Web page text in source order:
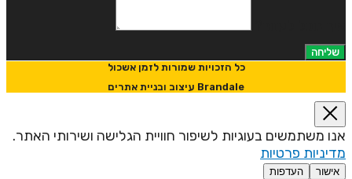
שליחה
כל הזכויות שמורות לזמן אשכול
Brandale עיצוב ובניית אתרים
משתמשים בעוגיות לשיפור חוויית הגלישה ושירותי האתר.
פרטיות
אישור העדפות